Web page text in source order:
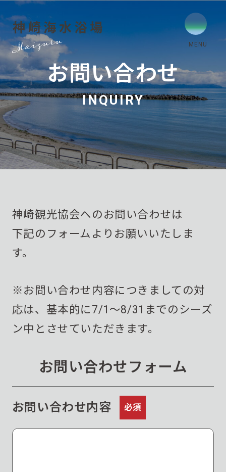
お問い合わせ
INQUIRY
神崎観光協会へのお問い合わせは
下記のフォームよりお願いいたしま
す。
※お問い合わせ内容につきましての対
応は、基本的に7/1〜8/31までのシーズ
ン中とさせていただきます。
お問い合わせフォーム
お問い合わせ内容 必須